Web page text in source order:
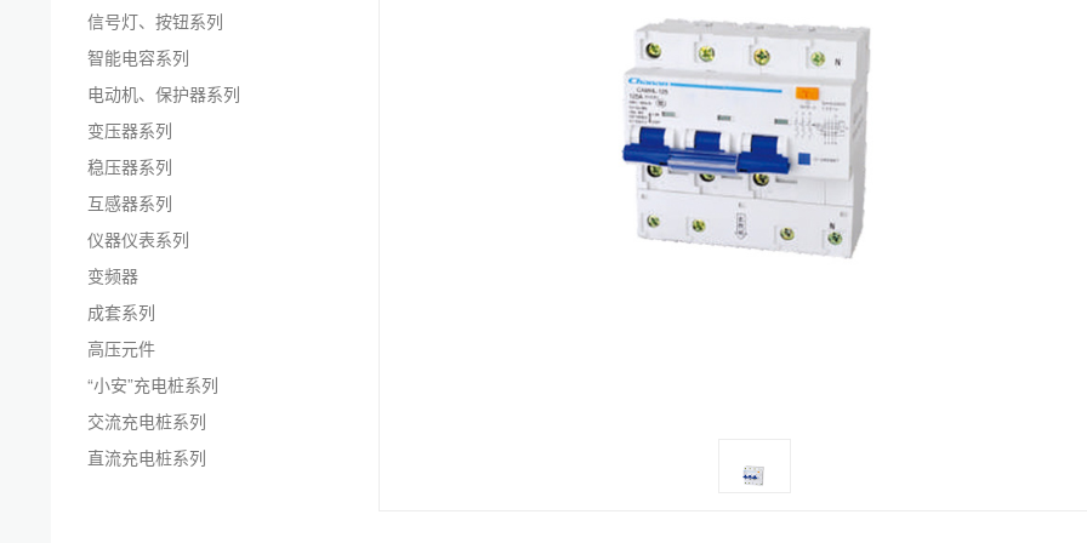
信号灯、按钮系列
智能电容系列
电动机、保护器系列
变压器系列
稳压器系列
互感器系列
仪器仪表系列
变频器
成套系列
高压元件
“小安”充电桩系列
交流充电桩系列
直流充电桩系列